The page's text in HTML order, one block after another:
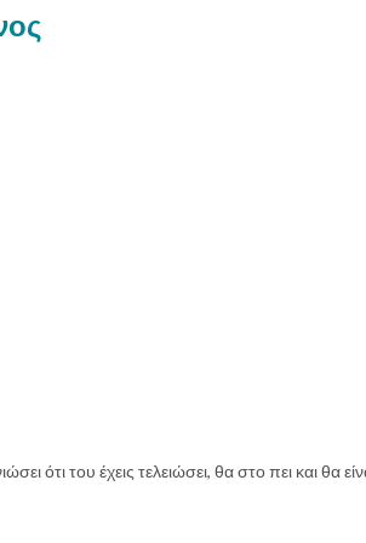
ότι του έχεις τελειώσει, θα στο πει και θα